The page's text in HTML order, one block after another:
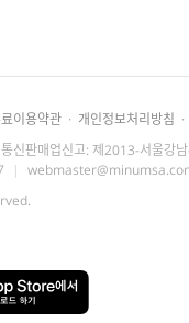
이용약관 · 개인정보처리방침 ·
통신판매업신고: 제2013-서울강
|